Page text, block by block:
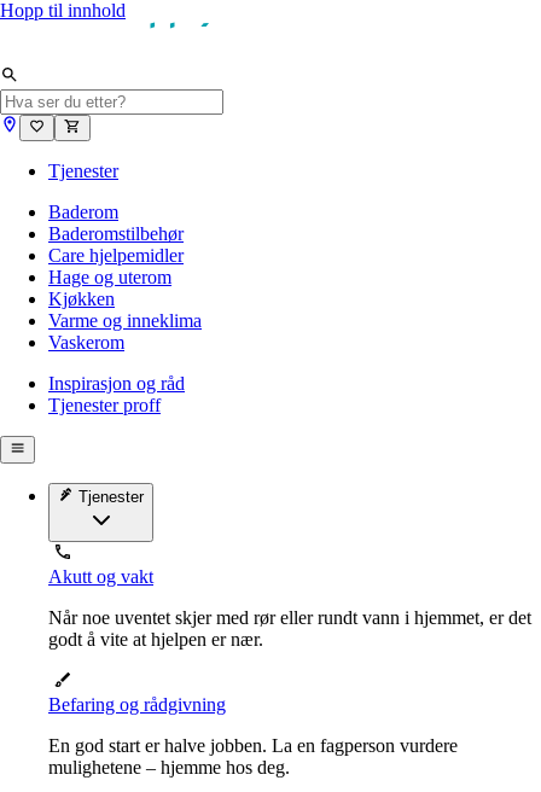
Hopp til innhold
Tjenester
Baderom
Baderomstilbehør
Care hjelpemidler
Hage og uterom
Kjøkken
Varme og inneklima
Vaskerom
Inspirasjon og råd
Tjenester proff
Tjenester
Akutt og vakt
Når noe uventet skjer med rør eller rundt vann i hjemmet, er det
godt å vite at hjelpen er nær.
Befaring og rådgivning
En god start er halve jobben. La en fagperson vurdere
mulighetene – hjemme hos deg.